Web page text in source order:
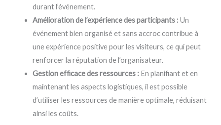
durant l’événement.
Amélioration de l’expérience des participants :Un
événement bien organisé et sans accroc contribue à
une expérience positive pour les visiteurs, ce qui peut
renforcer la réputation de l’organisateur.
Gestion efficace des ressources : En planifiant et en
maintenant les aspects logistiques, il est possible
d’utiliser les ressources de manière optimale, réduisant
ainsi les coûts.